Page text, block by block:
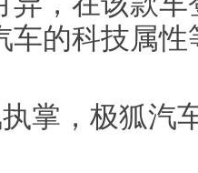
车的科技属